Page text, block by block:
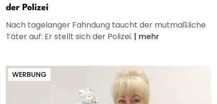
der Polizei
Nach tagelanger Fahndung taucht der mutmaßliche
Täter auf: Er stellt sich der Polizei. | mehr
WERBUNG